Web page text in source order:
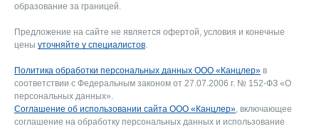
образование за границей.
Предложение на сайте не является офертой, условия и конечные
цены уточняйте у специалистов.
Политика обработки персональных данных ООО «Канцлер» в
соответствии с Федеральным законом от 27.07.2006 г. № 152-ФЗ «О
персональных данных».
Соглашение об использовании сайта ООО «Канцлер», включающее
соглашение на обработку персональных данных и использование